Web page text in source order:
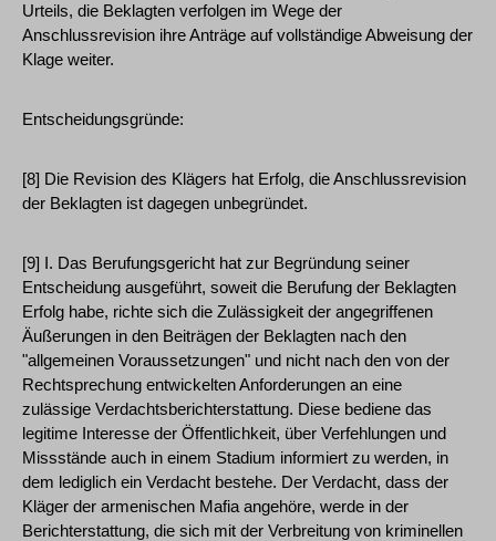
Urteils, die Beklagten verfolgen im Wege der
Anschlussrevision ihre Anträge auf vollständige Abweisung der
Klage weiter.
Entscheidungsgründe:
[8] Die Revision des Klägers hat Erfolg, die Anschlussrevision
der Beklagten ist dagegen unbegründet.
[9] I. Das Berufungsgericht hat zur Begründung seiner
Entscheidung ausgeführt, soweit die Berufung der Beklagten
Erfolg habe, richte sich die Zulässigkeit der angegriffenen
Äußerungen in den Beiträgen der Beklagten nach den
"allgemeinen Voraussetzungen" und nicht nach den von der
Rechtsprechung entwickelten Anforderungen an eine
zulässige Verdachtsberichterstattung. Diese bediene das
legitime Interesse der Öffentlichkeit, über Verfehlungen und
Missstände auch in einem Stadium informiert zu werden, in
dem lediglich ein Verdacht bestehe. Der Verdacht, dass der
Kläger der armenischen Mafia angehöre, werde in der
Berichterstattung, die sich mit der Verbreitung von kriminellen